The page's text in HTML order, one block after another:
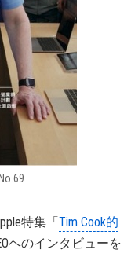
特集「Tim Cook的
ヘのインタビューを